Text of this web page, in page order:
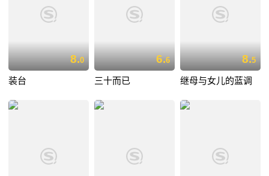
8.0
装台
6.6
三十而已
8.5
继母与女儿的蓝调